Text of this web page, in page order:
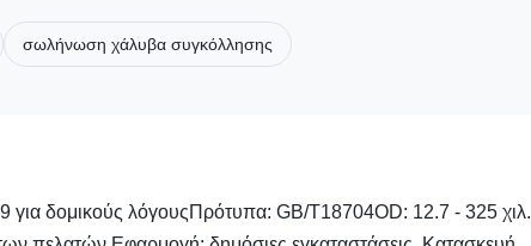
σωλήνωση χάλυβα συγκόλλησης
δομικούς λόγουςΠρότυπα: GB/T18704OD: 12.7 - 325 χιλ.